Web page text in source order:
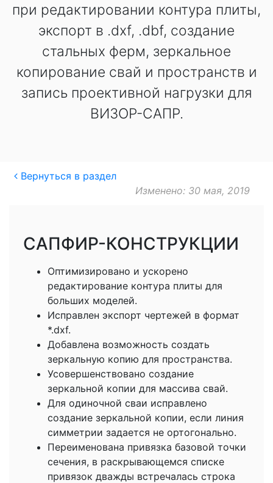
при редактировании контура плиты,
экспорт в .dxf, .dbf, создание
стальных ферм, зеркальное
копирование свай и пространств и
запись проективной нагрузки для
ВИЗОР-САПР.
Вернуться в раздел
Изменено: 30 мая, 2019
САПФИР-КОНСТРУКЦИИ
Оптимизировано и ускорено
редактирование контура плиты для
больших моделей.
Исправлен экспорт чертежей в формат
*.dxf.
Добавлена возможность создать
зеркальную копию для пространства.
Усовершенствовано создание
зеркальной копии для массива свай.
Для одиночной сваи исправлено
создание зеркальной копии, если линия
симметрии задается не ортогонально.
Переименована привязка базовой точки
сечения, в раскрывающемся списке
привязок дважды встречалась строка